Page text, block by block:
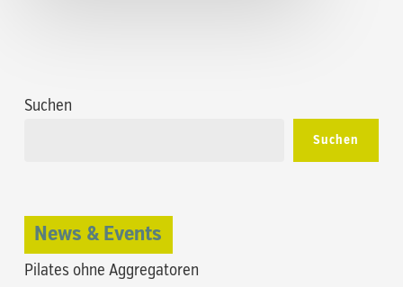
Suchen
Suchen
News & Events
Pilates ohne Aggregatoren